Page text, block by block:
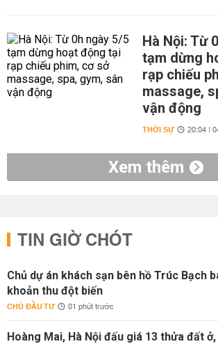
Hà Nội: Từ
tạm dừng
rạp chiếu
massage,
vận động
THỜI SỰ 20:04 |
Xem thêm
TIN GIỜ CHÓT
Chủ dự án khách sạn bên hồ Trúc Bạch
khoản thu đột biến
CHỦ ĐẦU TƯ 01 phút trước
Hoàng Mai, Hà Nội đấu giá 13 thửa đất